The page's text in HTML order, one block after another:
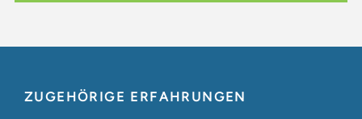
ZUGEHÖRIGE ERFAHRUNGEN